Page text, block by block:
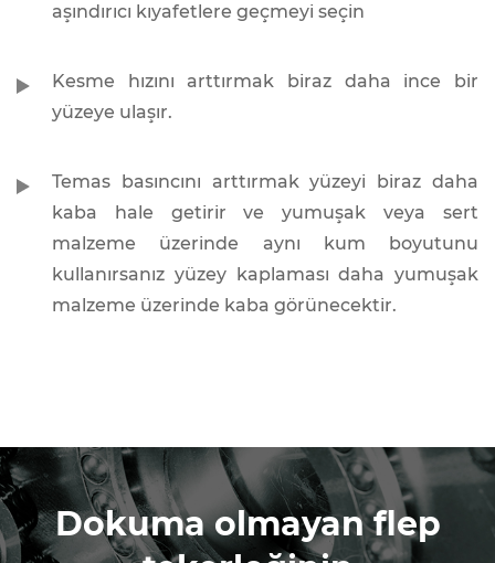
aşındırıcı kıyafetlere geçmeyi seçin
Kesme hızını arttırmak biraz daha ince bir
yüzeye ulaşır.
Temas basıncını arttırmak yüzeyi biraz daha
kaba hale getirir ve yumuşak veya sert
malzeme üzerinde aynı kum boyutunu
kullanırsanız yüzey kaplaması daha yumuşak
malzeme üzerinde kaba görünecektir.
Dokuma olmayan flep